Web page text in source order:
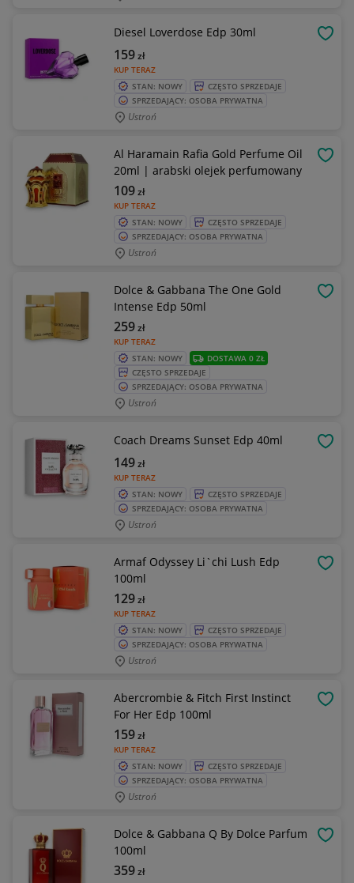
Diesel Loverdose Edp 30ml
KUP TERAZ
159zł
STAN: NOWY
CZĘSTO SPRZEDAJE
SPRZEDAJĄCY: OSOBA PRYWATNA
Ustroń
Al Haramain Rafia Gold Perfume Oil
20ml | arabski olejek perfumowany
KUP TERAZ
109zł
STAN: NOWY
CZĘSTO SPRZEDAJE
SPRZEDAJĄCY: OSOBA PRYWATNA
Ustroń
Dolce & Gabbana The One Gold
Intense Edp 50ml
KUP TERAZ
259zł
STAN: NOWY
DOSTAWA 0 ZŁ
CZĘSTO SPRZEDAJE
SPRZEDAJĄCY: OSOBA PRYWATNA
Ustroń
Coach Dreams Sunset Edp 40ml
KUP TERAZ
149zł
STAN: NOWY
CZĘSTO SPRZEDAJE
SPRZEDAJĄCY: OSOBA PRYWATNA
Ustroń
Armaf Odyssey Li`chi Lush Edp
100ml
KUP TERAZ
129zł
STAN: NOWY
CZĘSTO SPRZEDAJE
SPRZEDAJĄCY: OSOBA PRYWATNA
Ustroń
Abercrombie & Fitch First Instinct
For Her Edp 100ml
KUP TERAZ
159zł
STAN: NOWY
CZĘSTO SPRZEDAJE
SPRZEDAJĄCY: OSOBA PRYWATNA
Ustroń
Dolce & Gabbana Q By Dolce Parfum
100ml
359zł